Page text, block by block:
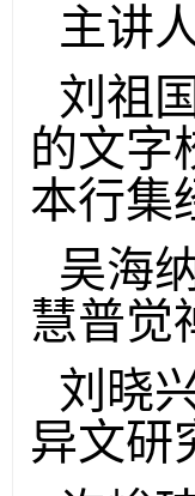
主讲人
刘祖
的文
本行集
吴海
慧普觉
刘晓
异文研